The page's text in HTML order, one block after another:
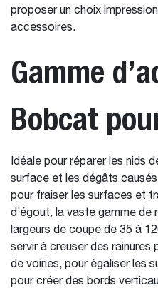
proposer un choix
accessoires.
Gamme
Bobcat
Idéale pour réparer les nids
surface et les dégâts
pour fraiser les surfaces et
d’égout, la vaste gamme
largeurs de coupe de 35 à
servir à creuser des
de voiries, pour égaliser les
pour créer des bords